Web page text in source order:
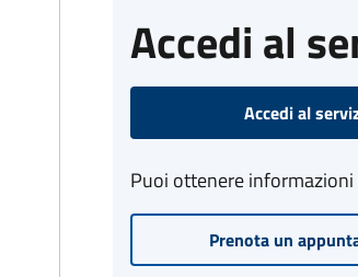
Accedi al
Accedi al
Puoi ottenere
Prenota un